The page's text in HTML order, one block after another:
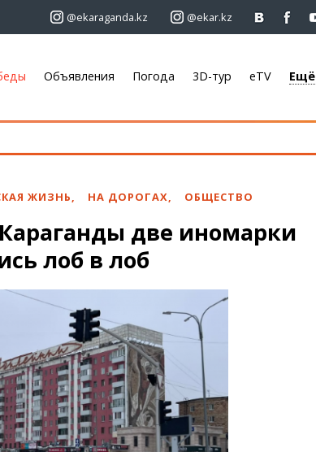
@ekaraganda.kz @ekar.kz
Объявления
Автомобили
Услуги
Электроника
Мебель
Погода
Караганда
Темиртау
Балхаш
Жезказган
Объявления Погода 3D-тур eTV Ещё
ЖИЗНЬ, НА ДОРОГАХ, ОБЩЕСТВО
две иномарки
лоб в лоб